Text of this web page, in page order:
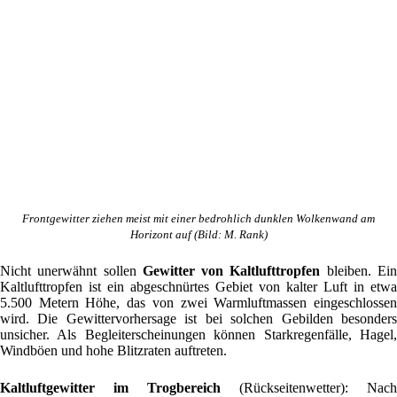
Frontgewitter ziehen meist mit einer bedrohlich dunklen Wolkenwand am
Horizont auf (Bild: M. Rank)
Nicht unerwähnt sollen Gewitter von Kaltlufttropfen bleiben. Ein
Kaltlufttropfen ist ein abgeschnürtes Gebiet von kalter Luft in etwa
5.500 Metern Höhe, das von zwei Warmluftmassen eingeschlossen
wird. Die Gewittervorhersage ist bei solchen Gebilden besonders
unsicher. Als Begleiterscheinungen können Starkregenfälle, Hagel,
Windböen und hohe Blitzraten auftreten.
Kaltluftgewitter im Trogbereich (Rückseitenwetter): Nach